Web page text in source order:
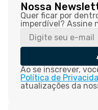
Nossa
Quer ficar por
imperdível? Assine
Ao se inscrever,
Política de
atualizações da